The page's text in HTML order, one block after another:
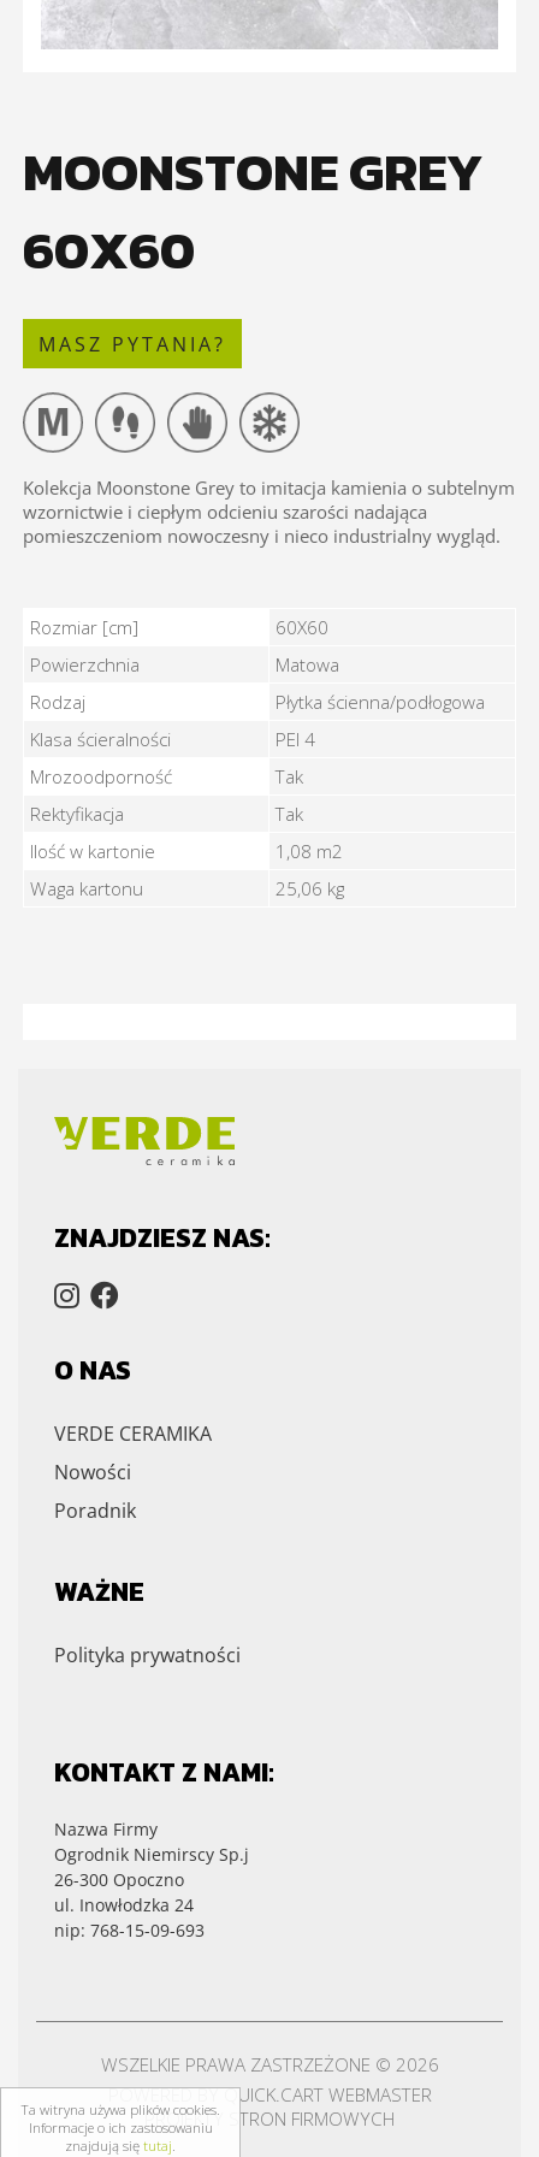
Ta witryna używa plików cookies.
Informacje o ich zastosowaniu
znajdują się tutaj.
MOONSTONE GREY
60X60
MASZ PYTANIA?
Kolekcja Moonstone Grey to imitacja kamienia o subtelnym
wzornictwie i ciepłym odcieniu szarości nadająca
pomieszczeniom nowoczesny i nieco industrialny wygląd.
MOONSTONE GREY 60X60 - Cechy
Rozmiar [cm]
60X60
Powierzchnia
Matowa
Rodzaj
Płytka ścienna/podłogowa
Klasa ścieralności
PEI 4
Mrozoodporność
Tak
Rektyfikacja
Tak
Ilość w kartonie
1,08 m2
Waga kartonu
25,06 kg
ZNAJDZIESZ NAS:
O NAS
VERDE CERAMIKA
Nowości
Poradnik
WAŻNE
Polityka prywatności
KONTAKT Z NAMI:
Nazwa Firmy
Ogrodnik Niemirscy Sp.j
26-300 Opoczno
ul. Inowłodzka 24
nip: 768-15-09-693
WSZELKIE PRAWA ZASTRZEŻONE © 2026
POWERED BYQUICK.CARTWEBMASTER
PROJEKTY STRON FIRMOWYCH